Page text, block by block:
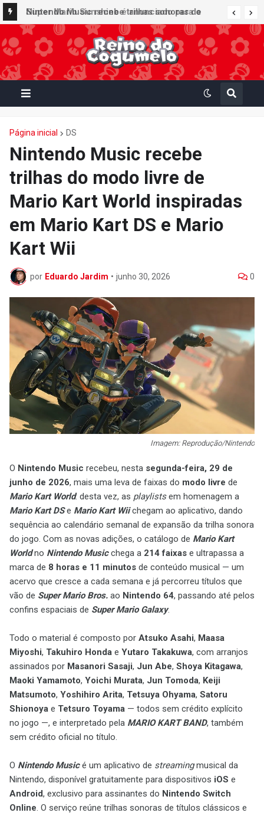
Super Mario Sunshine é anunciado para o
Nintendo GameCube - Nintendo Classics do
Nintendo Switch Online
Página inicial DS
Nintendo Music recebe
trilhas do modo livre de
Mario Kart World inspiradas
em Mario Kart DS e Mario
Kart Wii
por Eduardo Jardim • junho 30, 2026 0
Imagem: Reprodução/Nintendo
O Nintendo Music recebeu, nesta segunda-feira, 29 de
junho de 2026, mais uma leva de faixas do modo livre de
Mario Kart World: desta vez, as playlistsem homenagem a
Mario Kart DSe Mario Kart Wiichegam ao aplicativo, dando
sequência ao calendário semanal de expansão da trilha sonora
do jogo. Com as novas adições, o catálogo de Mario Kart
Worldno Nintendo Musicchega a 214 faixas e ultrapassa a
marca de 8 horas e 11 minutos de conteúdo musical — um
acervo que cresce a cada semana e já percorreu títulos que
vão de Super Mario Bros. ao Nintendo 64, passando até pelos
confins espaciais de Super Mario Galaxy.
Todo o material é composto por Atsuko Asahi, Maasa
Miyoshi, Takuhiro Honda e Yutaro Takakuwa, com arranjos
assinados por Masanori Sasaji, Jun Abe, Shoya Kitagawa,
Maoki Yamamoto, Yoichi Murata, Jun Tomoda, Keiji
Matsumoto, Yoshihiro Arita, Tetsuya Ohyama, Satoru
Shionoya e Tetsuro Toyama — todos sem crédito explícito
no jogo —, e interpretado pela MARIO KART BAND, também
sem crédito oficial no título.
O Nintendo Musicé um aplicativo de streamingmusical da
Nintendo, disponível gratuitamente para dispositivos iOS e
Android, exclusivo para assinantes do Nintendo Switch
Online. O serviço reúne trilhas sonoras de títulos clássicos e